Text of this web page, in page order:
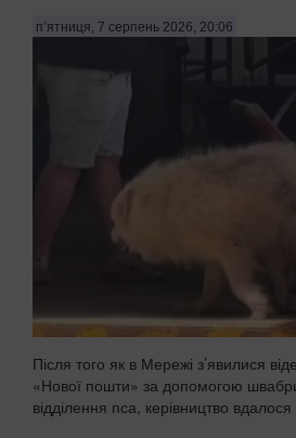
п’ятниця, 7 серпень 2026, 20:06
Після того як в Мережі з’явилися
«Нової пошти» за допомогою
відділення пса, керівництво